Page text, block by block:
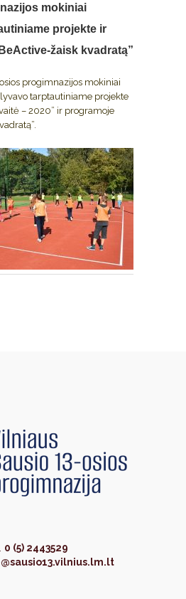
mokiniai
projekte ir
žaisk kvadratą”
progimnazijos mokiniai
tarptautiniame projekte
– 2020” ir programoje
0 (5) 2443529